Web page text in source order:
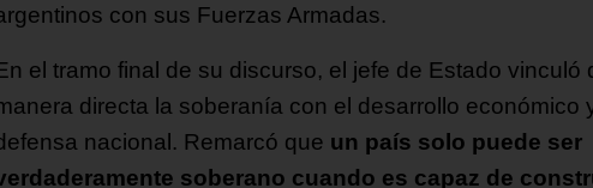
con sus Fuerzas Armadas.
el tramo final de su discurso, el jefe de Estado vinculó
directa la soberanía con el desarrollo económico
nacional. Remarcó que un país solo puede ser
soberano cuando es capaz de